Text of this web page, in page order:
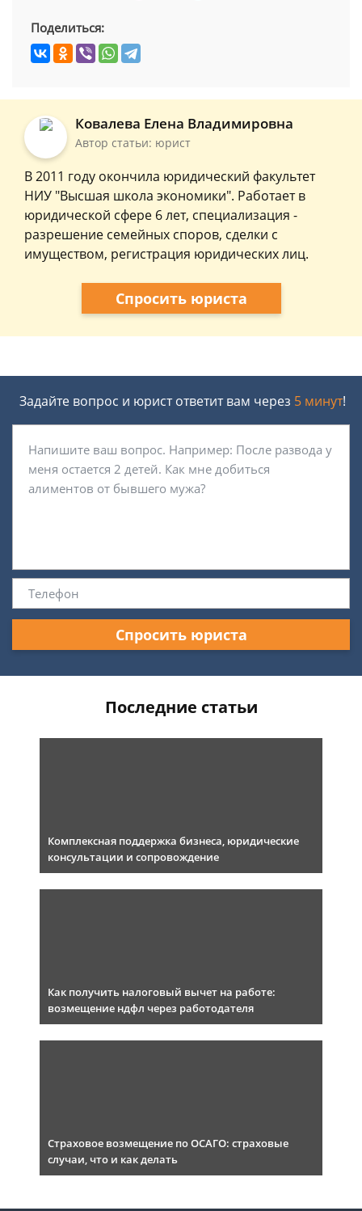
Поделиться:
Ковалева Елена Владимировна
Автор статьи: юрист
В 2011 году окончила юридический факультет
НИУ "Высшая школа экономики". Работает в
юридической сфере 6 лет, специализация -
разрешение семейных споров, сделки с
имуществом, регистрация юридических лиц.
Спросить юриста
Задайте вопрос и юрист ответит вам через 5 минут!
Спросить юриста
Последние статьи
Комплексная поддержка бизнеса, юридические
консультации и сопровождение
Как получить налоговый вычет на работе:
возмещение ндфл через работодателя
Страховое возмещение по ОСАГО: страховые
случаи, что и как делать